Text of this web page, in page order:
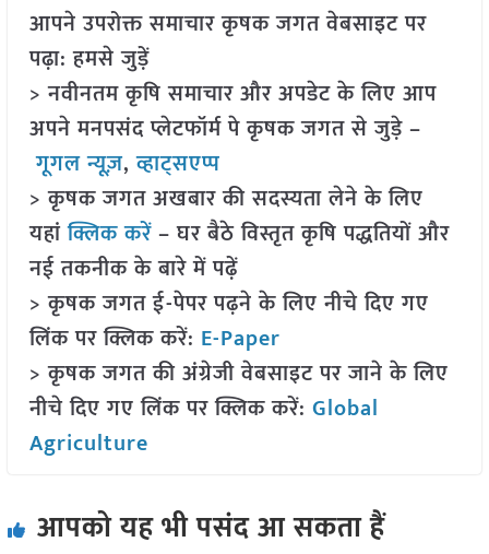
आपने उपरोक्त समाचार कृषक जगत वेबसाइट पर
पढ़ा: हमसे जुड़ें
> नवीनतम कृषि समाचार और अपडेट के लिए आप
अपने मनपसंद प्लेटफॉर्म पे कृषक जगत से जुड़े –
गूगल न्यूज़,व्हाट्सएप्प
> कृषक जगत अखबार की सदस्यता लेने के लिए
यहांक्लिक करें– घर बैठे विस्तृत कृषि पद्धतियों और
नई तकनीक के बारे में पढ़ें
> कृषक जगत ई-पेपर पढ़ने के लिए नीचे दिए गए
लिंक पर क्लिक करें: E-Paper
> कृषक जगत की अंग्रेजी वेबसाइट पर जाने के लिए
नीचे दिए गए लिंक पर क्लिक करें: Global
Agriculture
आपको यह भी पसंद आ सकता हैं